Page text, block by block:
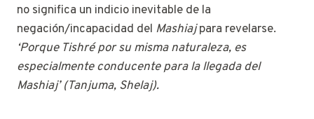
no significa un indicio inevitable de la
negación/incapacidad del Mashiajpara revelarse.
‘Porque Tishré por su misma naturaleza, es
especialmente conducente para la llegada del
Mashiaj’ (Tanjuma, Shelaj).